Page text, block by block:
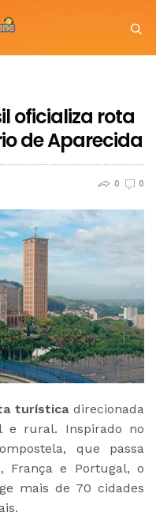
oficializa rota
de Aparecida
0 0
turísticadirecionada
e rural. Inspirado no
que passa
França e Portugal, o
mais de 70 cidades